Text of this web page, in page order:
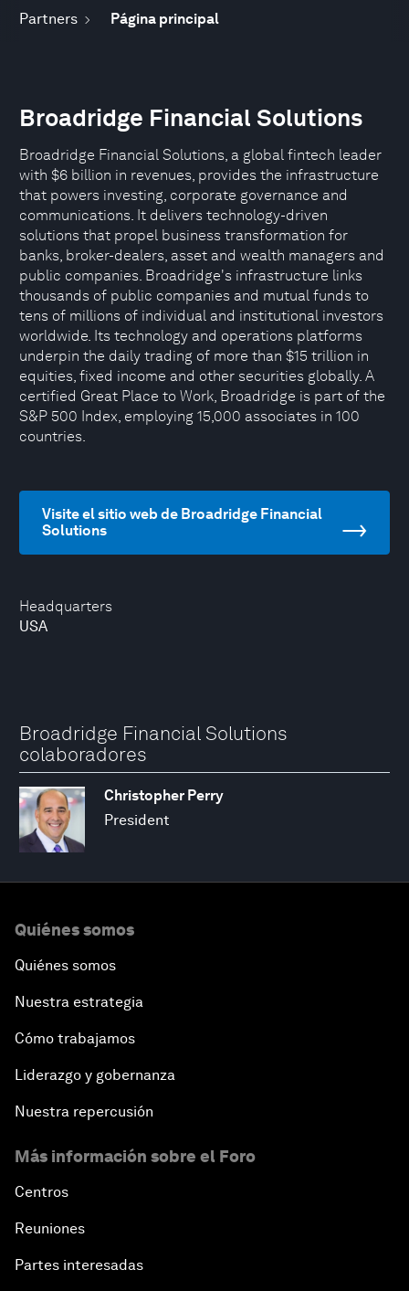
Partners Página principal
Headquarters
USA
Broadridge Financial Solutions
Broadridge Financial Solutions, a global fintech leader
with $6 billion in revenues, provides the infrastructure
that powers investing, corporate governance and
communications. It delivers technology-driven
solutions that propel business transformation for
banks, broker-dealers, asset and wealth managers and
public companies. Broadridge's infrastructure links
thousands of public companies and mutual funds to
tens of millions of individual and institutional investors
worldwide. Its technology and operations platforms
underpin the daily trading of more than $15 trillion in
equities, fixed income and other securities globally. A
certified Great Place to Work, Broadridge is part of the
S&P 500 Index, employing 15,000 associates in 100
countries.
Visite el sitio web de Broadridge Financial
Solutions
Broadridge Financial Solutions
colaboradores
Christopher Perry
President
Quiénes somos
Quiénes somos
Nuestra estrategia
Cómo trabajamos
Liderazgo y gobernanza
Nuestra repercusión
Más información sobre el Foro
Centros
Reuniones
Partes interesadas